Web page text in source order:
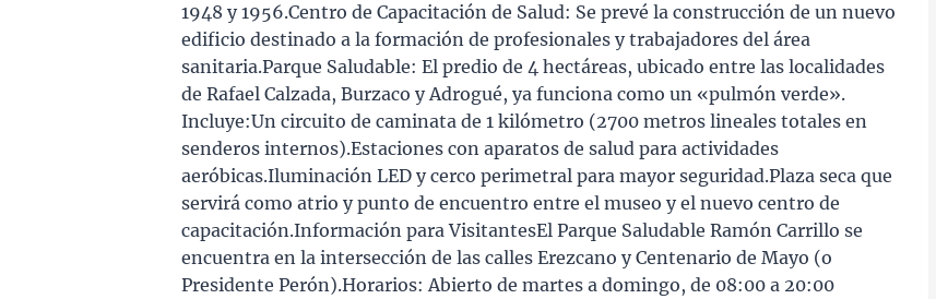
1948 y 1956.Centro de Capacitación de Salud: Se prevé la construcción de un nuevo
edificio destinado a la formación de profesionales y trabajadores del área
sanitaria.Parque Saludable: El predio de 4 hectáreas, ubicado entre las localidades
de Rafael Calzada, Burzaco y Adrogué, ya funciona como un «pulmón verde».
Incluye:Un circuito de caminata de 1 kilómetro (2700 metros lineales totales en
senderos internos).Estaciones con aparatos de salud para actividades
aeróbicas.Iluminación LED y cerco perimetral para mayor seguridad.Plaza seca que
servirá como atrio y punto de encuentro entre el museo y el nuevo centro de
capacitación.Información para VisitantesEl Parque Saludable Ramón Carrillo se
encuentra en la intersección de las calles Erezcano y Centenario de Mayo (o
Presidente Perón).Horarios: Abierto de martes a domingo, de 08:00 a 20:00